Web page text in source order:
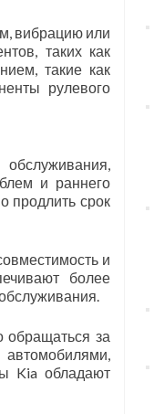
вибрацию или
таких как
такие как
рулевого
и раннего
продлить срок
и
более
обращаться за
Kia обладают